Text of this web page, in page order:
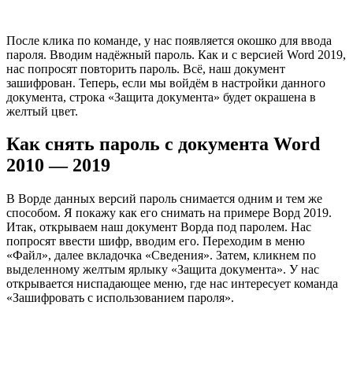
После клика по команде, у нас появляется окошко для ввода
пароля. Вводим надёжный пароль. Как и с версией Word 2019,
нас попросят повторить пароль. Всё, наш документ
зашифрован. Теперь, если мы войдём в настройки данного
документа, строка «Защита документа» будет окрашена в
желтый цвет.
Как снять пароль с документа Word
2010 — 2019
В Ворде данных версий пароль снимается одним и тем же
способом. Я покажу как его снимать на примере Ворд 2019.
Итак, открываем наш документ Ворда под паролем. Нас
попросят ввести шифр, вводим его. Переходим в меню
«Файл», далее вкладочка «Сведения». Затем, кликнем по
выделенному желтым ярлыку «Защита документа». У нас
открывается ниспадающее меню, где нас интересует команда
«Зашифровать с использованием пароля».